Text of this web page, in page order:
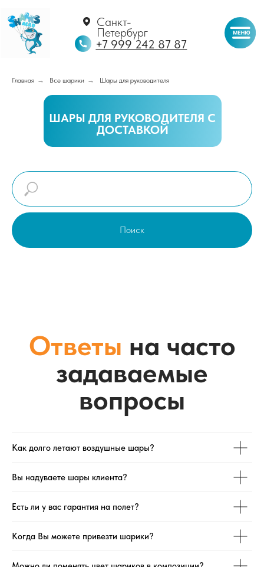
+7 999 242 87 87
Санкт-
Петербург
Главная → Все шарики → Шары для руководителя
ШАРЫ ДЛЯ РУКОВОДИТЕЛЯ С
ДОСТАВКОЙ
Поиск
Ответына часто
Как долго летают воздушные шары?
Вы надуваете шары клиента?
Есть ли у вас гарантия на полет?
Когда Вы можете привезти шарики?